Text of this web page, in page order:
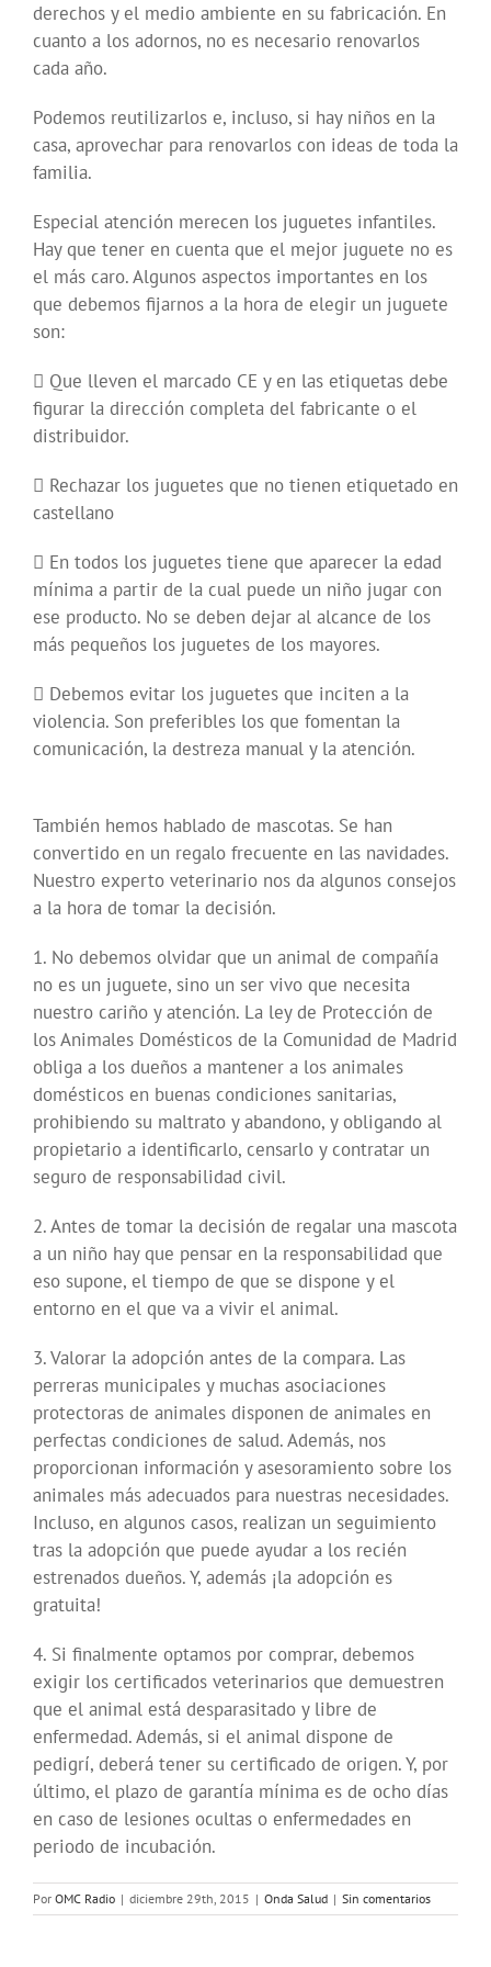
derechos y el medio ambiente en su fabricación. En
cuanto a los adornos, no es necesario renovarlos
cada año.
Podemos reutilizarlos e, incluso, si hay niños en la
casa, aprovechar para renovarlos con ideas de toda la
familia.
Especial atención merecen los juguetes infantiles.
Hay que tener en cuenta que el mejor juguete no es
el más caro. Algunos aspectos importantes en los
que debemos fijarnos a la hora de elegir un juguete
son:
 Que lleven el marcado CE y en las etiquetas debe
figurar la dirección completa del fabricante o el
distribuidor.
 Rechazar los juguetes que no tienen etiquetado en
castellano
 En todos los juguetes tiene que aparecer la edad
mínima a partir de la cual puede un niño jugar con
ese producto. No se deben dejar al alcance de los
más pequeños los juguetes de los mayores.
 Debemos evitar los juguetes que inciten a la
violencia. Son preferibles los que fomentan la
comunicación, la destreza manual y la atención.
También hemos hablado de mascotas. Se han
convertido en un regalo frecuente en las navidades.
Nuestro experto veterinario nos da algunos consejos
a la hora de tomar la decisión.
1. No debemos olvidar que un animal de compañía
no es un juguete, sino un ser vivo que necesita
nuestro cariño y atención. La ley de Protección de
los Animales Domésticos de la Comunidad de Madrid
obliga a los dueños a mantener a los animales
domésticos en buenas condiciones sanitarias,
prohibiendo su maltrato y abandono, y obligando al
propietario a identificarlo, censarlo y contratar un
seguro de responsabilidad civil.
2. Antes de tomar la decisión de regalar una mascota
a un niño hay que pensar en la responsabilidad que
eso supone, el tiempo de que se dispone y el
entorno en el que va a vivir el animal.
3. Valorar la adopción antes de la compara. Las
perreras municipales y muchas asociaciones
protectoras de animales disponen de animales en
perfectas condiciones de salud. Además, nos
proporcionan información y asesoramiento sobre los
animales más adecuados para nuestras necesidades.
Incluso, en algunos casos, realizan un seguimiento
tras la adopción que puede ayudar a los recién
estrenados dueños. Y, además ¡la adopción es
gratuita!
4. Si finalmente optamos por comprar, debemos
exigir los certificados veterinarios que demuestren
que el animal está desparasitado y libre de
enfermedad. Además, si el animal dispone de
pedigrí, deberá tener su certificado de origen. Y, por
último, el plazo de garantía mínima es de ocho días
en caso de lesiones ocultas o enfermedades en
periodo de incubación.
Por OMC Radio | diciembre 29th, 2015 | Onda Salud | Sin comentarios